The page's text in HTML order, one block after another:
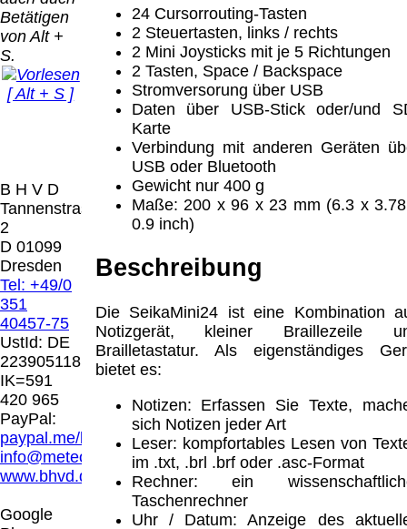
Betätigen
von Alt +
S.
[ Alt + S ]
B H V D
Tannenstrasse
2
D 01099
Dresden
Tel: +49/0
351
40457-75
UstId: DE
223905118
IK=591
420 965
PayPal:
paypal.me/blindenhilfsmittel
info@meteor.vision
www.bhvd.de
Google
24 Cursorrouting-Tasten
2 Steuertasten, links / rechts
2 Mini Joysticks mit je 5 Richtungen
2 Tasten, Space / Backspace
Stromversorung über USB
Daten über USB-Stick oder/und
Karte
Verbindung mit anderen Geräten
USB oder Bluetooth
Gewicht nur 400 g
Maße: 200 x 96 x 23 mm (6.3 x
0.9 inch)
Beschreibung
Die SeikaMini24 ist eine Kombination
Notizgerät, kleiner Braillezeile
Brailletastatur. Als eigenständiges
bietet es:
Notizen: Erfassen Sie Texte,
sich Notizen jeder Art
Leser: kompfortables Lesen von
im .txt, .brl .brf oder .asc-Format
Rechner: ein
Taschenrechner
Uhr / Datum: Anzeige des
Der Versand erfolgt
als versichertes
Paket.
Selbstabholung
vom Büro oder
von
Ausstellungen:
0.00 €
Versandart
erhalten Sie per
Email z.B. einen
Lizenzschlüssel
und die
Rechnung /
erhalten also
keinen
Datenträger
Die in diesem Dokument genannten
Warenzeichen sind Eigentum der jeweiligen
Firmen. Preisänderungen, Irrtümer und
technische Änderungen vorbehalten.
letzte Änderung: 10. März 2026 Blinden
Hilfsmittel Vertrieb Dresden,
Mit einem Urteil vom 12.05.1998 - 312 O
85/98 - Haftung für Links hat das Landgericht
Hamburg entschieden, dass man durch die
Anbringung eines Links, die Inhalte der
gelinkten Seite ggf. mit zu verantworten hat.
Dieses kann nur dadurch verhindert werden,
dass man sich ausdrücklich von diesen
Inhalten distanziert. Hiermit distanzieren wir
2026